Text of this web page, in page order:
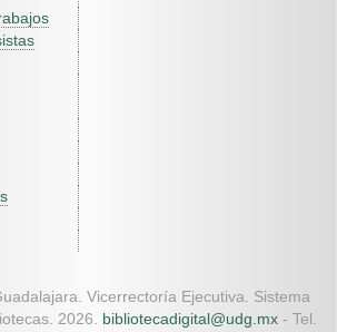
Vicerrectoría Ejecutiva. Sistema
2026. bibliotecadigital@udg.mx - Tel.